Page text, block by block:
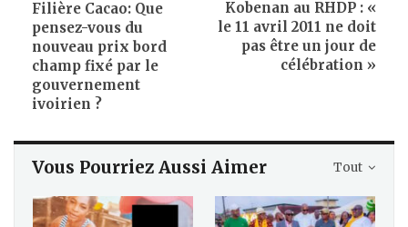
Filière Cacao: Que
pensez-vous du
nouveau prix bord
champ fixé par le
gouvernement
ivoirien ?
Kobenan au RHDP : «
le 11 avril 2011 ne doit
pas être un jour de
célébration »
Tout
Vous Pourriez Aussi Aimer